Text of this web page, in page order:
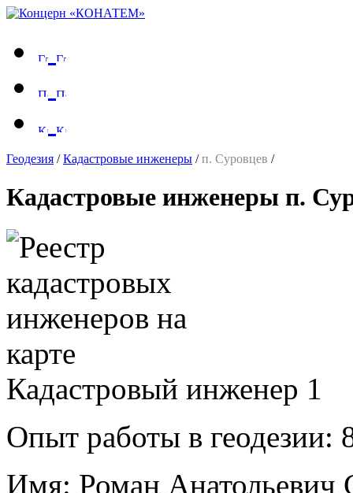
Геодезия /Кадастровые инженеры /п. Суровцев /
Кадастровые инженеры п.
Кадастровый инженер 1
Опыт работы в геодезии:
Имя: Роман Анатольевич